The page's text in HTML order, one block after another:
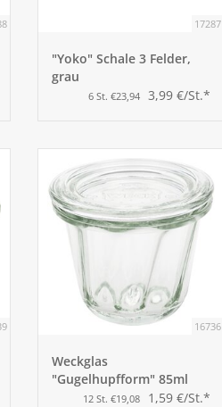
17287
"Yoko" Schale 3 Felder,
grau
6 St. €23,94 3,99 €/St.*
16736
Weckglas
"Gugelhupfform" 85ml
12 St. €19,08 1,59 €/St.*